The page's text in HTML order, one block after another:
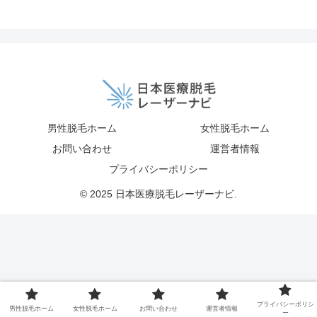
男性脱毛ホーム
女性脱毛ホーム
お問い合わせ
運営者情報
プライバシーポリシー
© 2025 日本医療脱毛レーザーナビ.
男性脱毛ホーム 女性脱毛ホーム お問い合わせ 運営者情報
プライバシーポリシ
ー